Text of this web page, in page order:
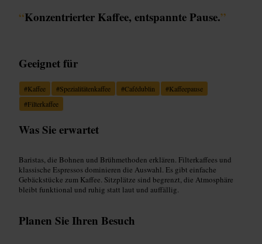
“Konzentrierter Kaffee, entspannte Pause.”
Geeignet für
#Kaffee #Spezialitätenkaffee #Cafédublin #Kaffeepause
#Filterkaffee
Was Sie erwartet
Baristas, die Bohnen und Brühmethoden erklären. Filterkaffees und
klassische Espressos dominieren die Auswahl. Es gibt einfache
Gebäckstücke zum Kaffee. Sitzplätze sind begrenzt, die Atmosphäre
bleibt funktional und ruhig statt laut und auffällig.
Planen Sie Ihren Besuch